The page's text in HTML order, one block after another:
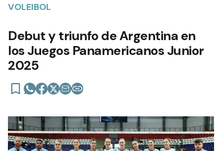
VOLEIBOL
Debut y triunfo de Argentina en
los Juegos Panamericanos Junior
2025